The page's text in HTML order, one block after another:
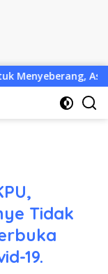
Bantuan Tak
Tidak
19.